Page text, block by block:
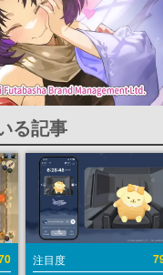
る記事
注目度